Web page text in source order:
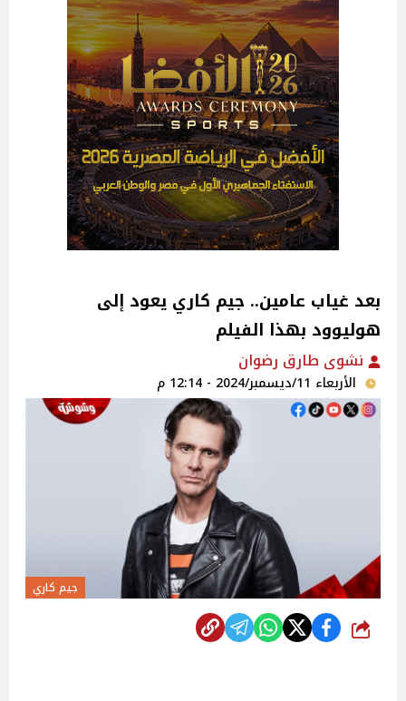
بعد غياب عامين.. جيم كاري يعود إلى
هوليوود بهذا الفيلم
نشوى طارق رضوان
الأربعاء 11/ديسمبر/2024 - 12:14 م
جيم كاري
شارك